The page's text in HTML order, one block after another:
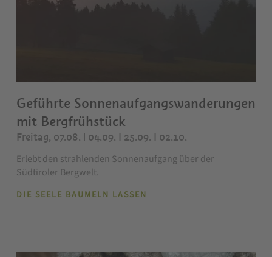
Geführte Sonnenaufgangswanderungen
mit Bergfrühstück
Freitag, 07.08. | 04.09. I 25.09. I 02.10.
Erlebt den strahlenden Sonnenaufgang über der
Südtiroler Bergwelt.
DIE SEELE BAUMELN LASSEN